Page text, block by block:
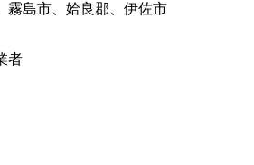
霧島市、姶良郡、伊佐市
者